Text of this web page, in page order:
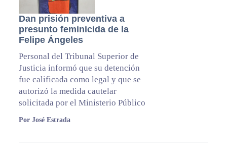
Dan prisión preventiva a
presunto feminicida de la
Felipe Ángeles
Personal del Tribunal Superior de
Justicia informó que su detención
fue calificada como legal y que se
autorizó la medida cautelar
solicitada por el Ministerio Público
Por José Estrada